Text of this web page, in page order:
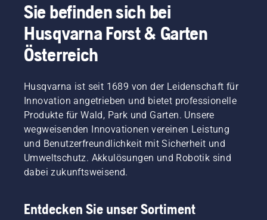
Sie befinden sich bei
Husqvarna Forst & Garten
Österreich
Husqvarna ist seit 1689 von der Leidenschaft für
Innovation angetrieben und bietet professionelle
Produkte für Wald, Park und Garten. Unsere
wegweisenden Innovationen vereinen Leistung
und Benutzerfreundlichkeit mit Sicherheit und
Umweltschutz. Akkulösungen und Robotik sind
dabei zukunftsweisend.
Entdecken Sie unser Sortiment